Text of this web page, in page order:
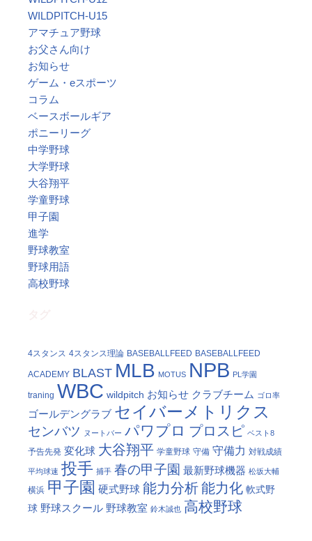
WILDPITCH-U15
アマチュア野球
お父さん向け
お知らせ
ゲーム・eスポーツ
コラム
ベースボールギア
ポニーリーグ
中学野球
大学野球
大谷翔平
学童野球
甲子園
進学
野球教室
野球用語
高校野球
4スタンス 4スタンス理論 BASEBALLFEED BASEBALLFEED
ACADEMY BLAST MLB MOTUS NPB PL学園
traning WBC wildpitch お知らせ クラブチーム ゴロ率
ゴールデングラブ セイバーメトリクス
センバツ ヌートバー パワプロ プロスピ ベスト8
予告先発 変化球 大谷翔平 学童野球 守備 守備力 対戦成績
平均球速 投手 捕手 春の甲子園 最新野球機器 松坂大輔
横浜 甲子園 硬式野球 能力分析能力化 軟式野
球 野球スクール 野球教室 鈴木誠也 高校野球